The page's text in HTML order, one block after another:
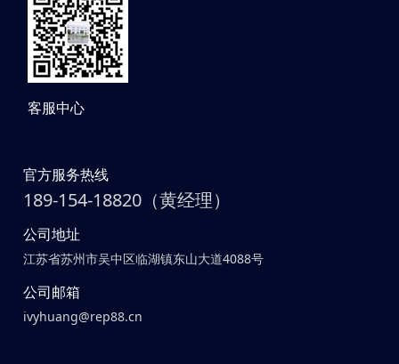
客服中心
官方服务热线
189-154-18820（黄经理）
公司地址
江苏省苏州市吴中区临湖镇东山大道4088号
公司邮箱
ivyhuang@rep88.cn